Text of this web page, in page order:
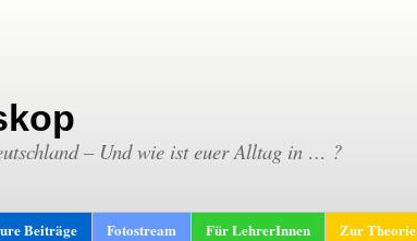
– Und wie ist euer Alltag in … ?
Beiträge Fotostream Für LehrerInnen Zur Theorie